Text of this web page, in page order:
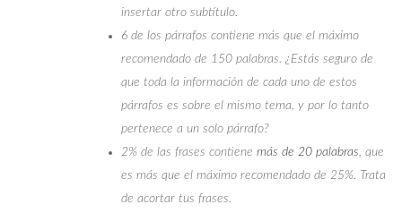
insertar otro subtítulo.
6 de los párrafos contiene más que el máximo
recomendado de 150 palabras. ¿Estás seguro de
que toda la información de cada uno de estos
párrafos es sobre el mismo tema, y por lo tanto
pertenece a un solo párrafo?
2% de las frases contiene más de 20 palabras, que
es más que el máximo recomendado de 25%. Trata
de acortar tus frases.